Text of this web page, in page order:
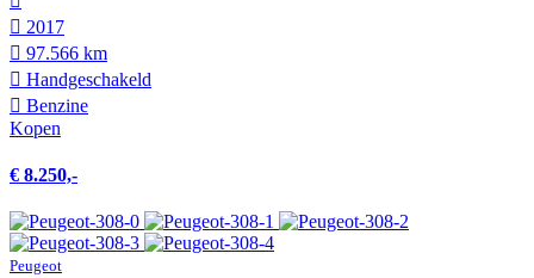
2017
97.566 km
Hand­geschakeld
Benzine
Kopen
€ 8.250,-
Peugeot